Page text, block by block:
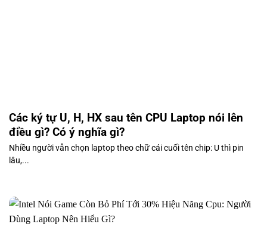
Các ký tự U, H, HX sau tên CPU Laptop nói lên
điều gì? Có ý nghĩa gì?
Nhiều người vẫn chọn laptop theo chữ cái cuối tên chip: U thì pin
lâu,...